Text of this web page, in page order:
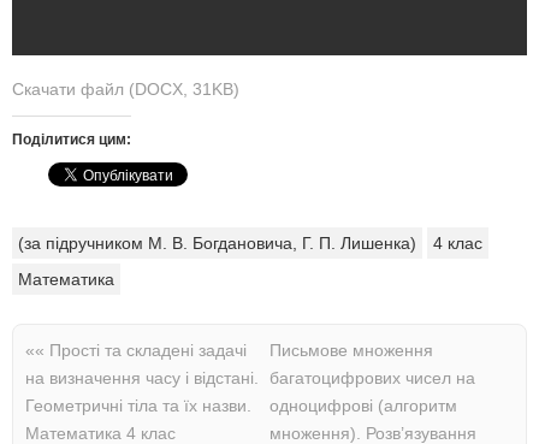
Скачати файл (DOCX, 31KB)
Поділитися цим:
(за підручником М. В. Богдановича, Г. П. Лишенка)
4 клас
Математика
«« Прості та складені задачі
на визначення часу і відстані.
Геометричні тіла та їх назви.
Математика 4 клас
Письмове множення
багатоцифрових чисел на
одноцифрові (алгоритм
множення). Розв’язування